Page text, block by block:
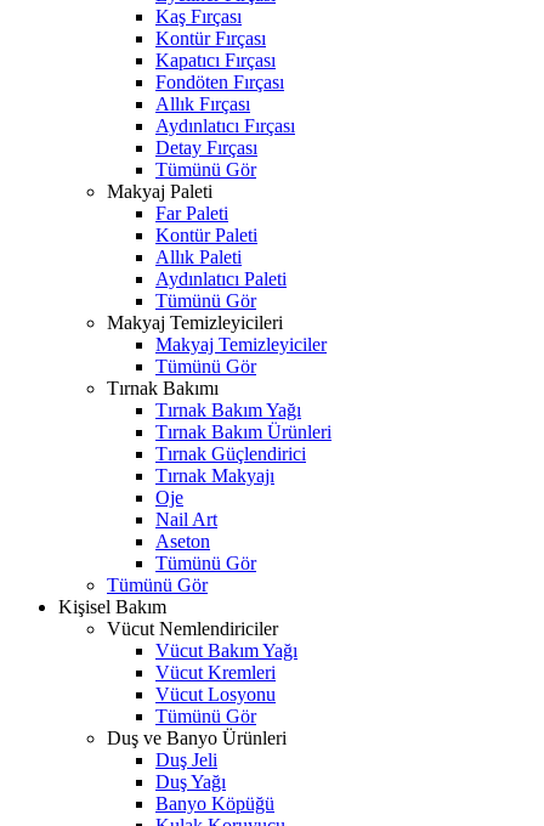
Kaş Fırçası
Kontür Fırçası
Kapatıcı Fırçası
Fondöten Fırçası
Allık Fırçası
Aydınlatıcı Fırçası
Detay Fırçası
Tümünü Gör
Makyaj Paleti
Far Paleti
Kontür Paleti
Allık Paleti
Aydınlatıcı Paleti
Tümünü Gör
Makyaj Temizleyicileri
Makyaj Temizleyiciler
Tümünü Gör
Tırnak Bakımı
Tırnak Bakım Yağı
Tırnak Bakım Ürünleri
Tırnak Güçlendirici
Tırnak Makyajı
Oje
Nail Art
Aseton
Tümünü Gör
Tümünü Gör
Kişisel Bakım
Vücut Nemlendiriciler
Vücut Bakım Yağı
Vücut Kremleri
Vücut Losyonu
Tümünü Gör
Duş ve Banyo Ürünleri
Duş Jeli
Duş Yağı
Banyo Köpüğü